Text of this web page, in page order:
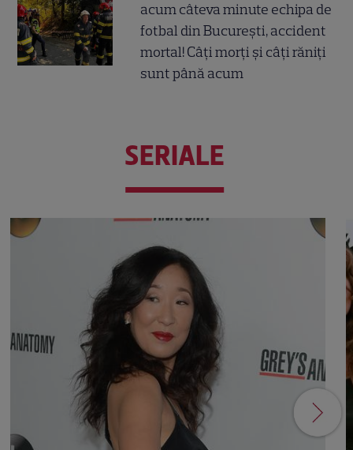
acum câteva minute echipa de
fotbal din București, accident
mortal! Câți morți și câți răniți
sunt până acum
SERIALE